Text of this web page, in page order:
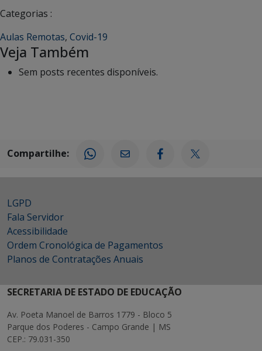
Categorias :
Aulas Remotas, Covid-19
Veja Também
Sem posts recentes disponíveis.
Compartilhe:
LGPD
Fala Servidor
Acessibilidade
Ordem Cronológica de Pagamentos
Planos de Contratações Anuais
SECRETARIA DE ESTADO DE EDUCAÇÃO
Av. Poeta Manoel de Barros 1779 - Bloco 5
Parque dos Poderes - Campo Grande | MS
CEP.: 79.031-350